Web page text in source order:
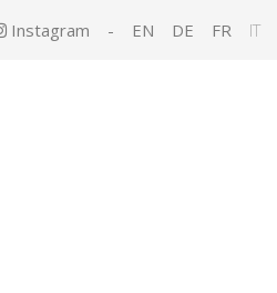
Instagram - EN DE FR IT